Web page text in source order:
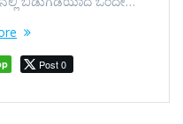
Post 0